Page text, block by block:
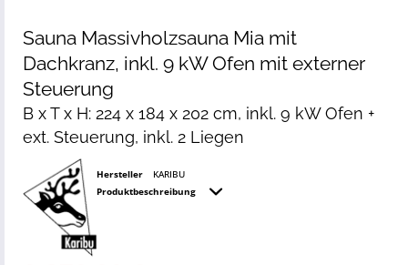
Sauna Massivholzsauna Mia mit
Dachkranz, inkl. 9 kW Ofen mit externer
Steuerung
B x T x H: 224 x 184 x 202 cm, inkl. 9 kW Ofen +
ext. Steuerung, inkl. 2 Liegen
Hersteller
KARIBU
Produktbeschreibung